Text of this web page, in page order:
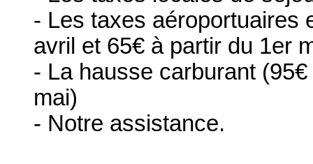
- Les taxes aéroportuaires
avril et 65€ à partir du 1er
- La hausse carburant
mai)
- Notre assistance.